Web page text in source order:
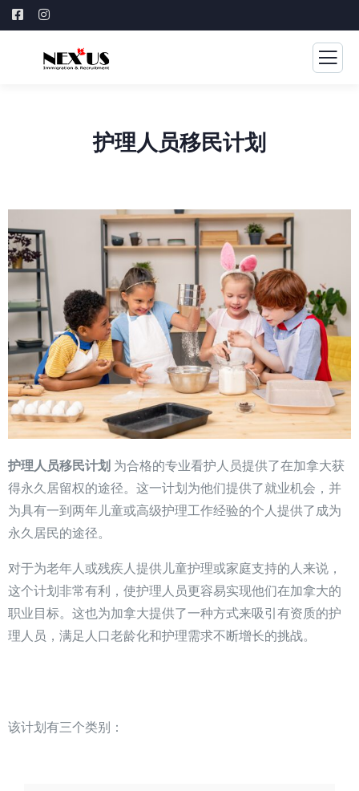
护理人员移民计划​
护理人员移民计划 为合格的专业看护人员提供了在加拿大获
得永久居留权的途径。这一计划为他们提供了就业机会，并
为具有一到两年儿童或高级护理工作经验的个人提供了成为
永久居民的途径。
对于为老年人或残疾人提供儿童护理或家庭支持的人来说，
这个计划非常有利，使护理人员更容易实现他们在加拿大的
职业目标。这也为加拿大提供了一种方式来吸引有资质的护
理人员，满足人口老龄化和护理需求不断增长的挑战。
该计划有三个类别：